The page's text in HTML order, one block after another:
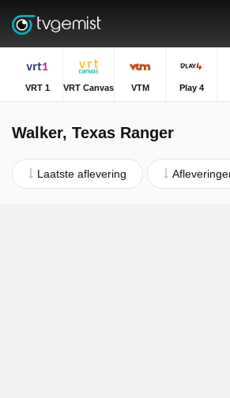
VRT 1 VRT Canvas VTM Play 4
Walker, Texas Ranger
Laatste aflevering